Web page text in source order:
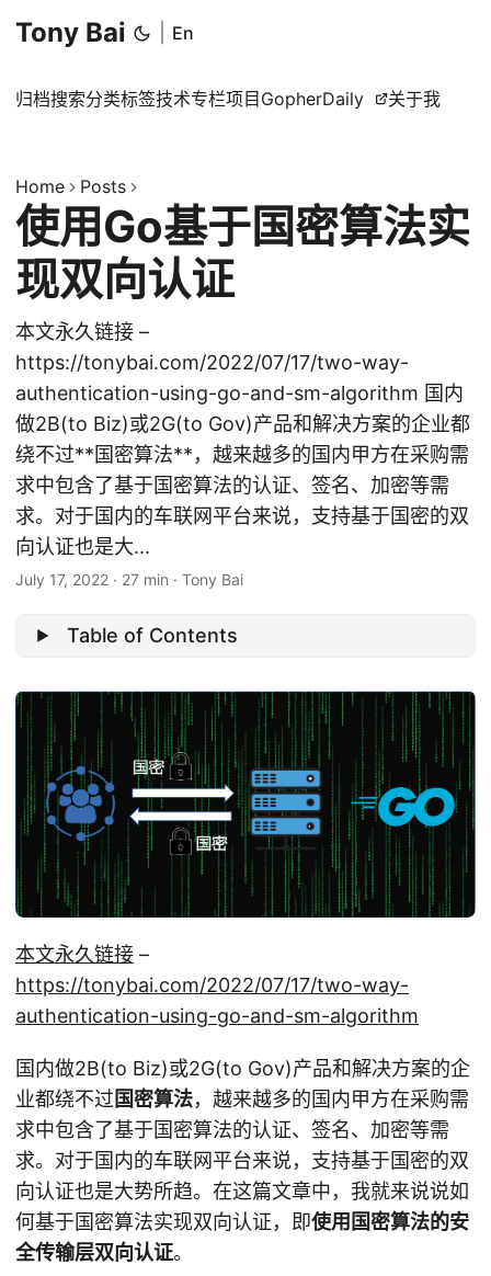
Tony Bai En
归档搜索分类标签技术专栏项目 GopherDaily 关于我
Home Posts
使用Go基于国密算法实
现双向认证
本文永久链接 –
https://tonybai.com/2022/07/17/two-way-
authentication-using-go-and-sm-algorithm 国内
做2B(to Biz)或2G(to Gov)产品和解决方案的企业都
绕不过**国密算法**，越来越多的国内甲方在采购需
求中包含了基于国密算法的认证、签名、加密等需
求。对于国内的车联网平台来说，支持基于国密的双
向认证也是大...
July 17, 2022 · 27 min · Tony Bai
Table of Contents
本文永久链接 –
https://tonybai.com/2022/07/17/two-way-
authentication-using-go-and-sm-algorithm
国内做2B(to Biz)或2G(to Gov)产品和解决方案的企
业都绕不过国密算法，越来越多的国内甲方在采购需
求中包含了基于国密算法的认证、签名、加密等需
求。对于国内的车联网平台来说，支持基于国密的双
向认证也是大势所趋。在这篇文章中，我就来说说如
何基于国密算法实现双向认证，即使用国密算法的安
全传输层双向认证。